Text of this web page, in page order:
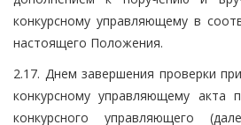
конкурсному управляющему в
настоящего Положения.
2.17. Днем завершения проверки
конкурсному управляющему акта
конкурсного управляющего